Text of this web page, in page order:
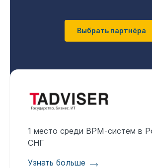
Выбрать партнёра
1 место среди BPM-cистем в
СНГ
Узнать больше